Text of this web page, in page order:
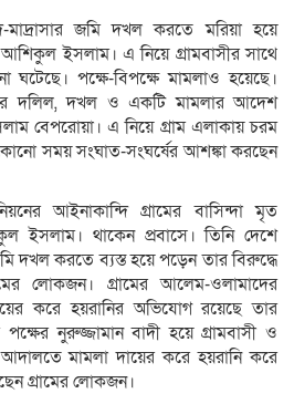
মাদ্রাসার জমি দখল করতে মরিয়া হয়ে
ইসলাম। এ নিয়ে গ্রামবাসীর সাথে
পক্ষে-বিপক্ষে মামলাও হয়েছে।
দলিল, দখল ও একটি মামলার আদেশ
বেপরোয়া। এ নিয়ে গ্রাম এলাকায় চরম
সময় সংঘাত-সংঘর্ষের আশঙ্কা করছেন
আইনাকান্দি গ্রামের বাসিন্দা মৃত
থাকেন প্রবাসে। তিনি দেশে
দখল করতে ব্যস্ত হয়ে পড়েন তার বিরুদ্ধে
লোকজন। গ্রামের আলেম-ওলামাদের
করে হয়রানির অভিযোগ রয়েছে তার
নুরুজ্জামান বাদী হয়ে গ্রামবাসী ও
মামলা দায়ের করে হয়রানি করে
গ্রামের লোকজন।